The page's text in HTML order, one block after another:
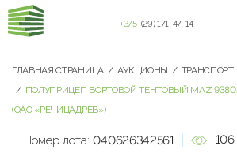
+375 (29) 171-47-14
ГЛАВНАЯ СТРАНИЦА АУКЦИОНЫ
ПОЛУПРИЦЕП БОРТОВОЙ ТЕНТОВЫЙ MAZ
(ОАО «РЕЧИЦАДРЕВ»)
Номер лота: 040626342561 106